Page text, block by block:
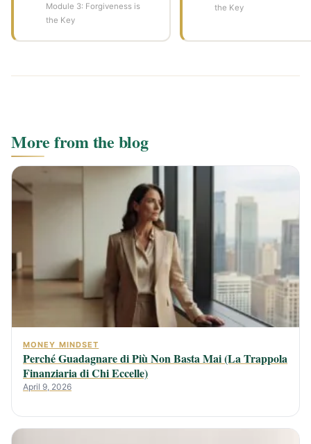
Module 3: Forgiveness is
the Key
the Key
More from the blog
MONEY MINDSET
Perché Guadagnare di Più Non Basta Mai (La Trappola
Finanziaria di Chi Eccelle)
April 9, 2026